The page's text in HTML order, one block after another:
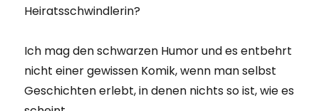
Heiratsschwindlerin?
Ich mag den schwarzen Humor und es entbehrt
nicht einer gewissen Komik, wenn man selbst
Geschichten erlebt, in denen nichts so ist, wie es